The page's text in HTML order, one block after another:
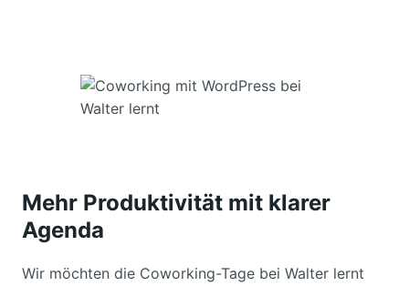
Mehr Produktivität mit klarer
Agenda
Wir möchten die Coworking-Tage bei Walter lernt